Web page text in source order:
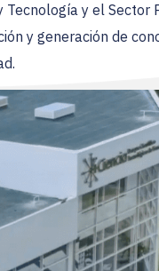
y el
y generación de